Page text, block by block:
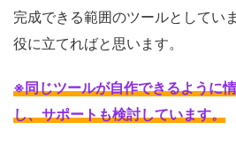
完成できる範囲のツールとしてい
役に立てればと思います。
※同じツールが自作できるように
し、サポートも検討しています。